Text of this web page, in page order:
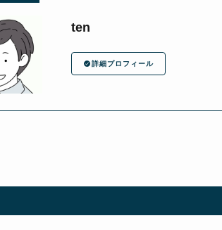
ten
詳細プロフィール